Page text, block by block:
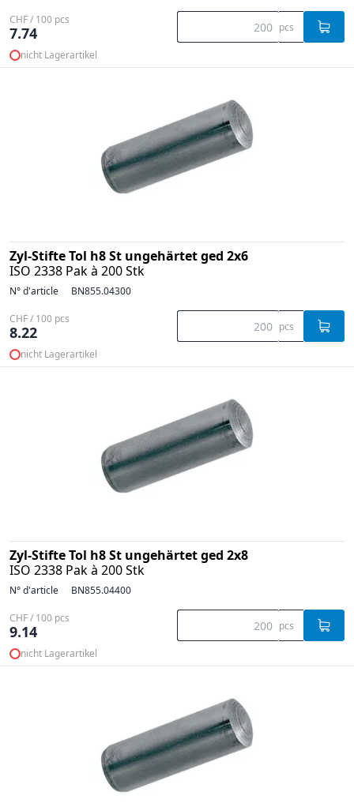
CHF / 100 pcs
7.74 pcs
nicht Lagerartikel
Zyl-Stifte Tol h8 St ungehärtet ged 2x6
ISO 2338 Pak à 200 Stk
N° d'article BN855.04300
CHF / 100 pcs
8.22 pcs
nicht Lagerartikel
Zyl-Stifte Tol h8 St ungehärtet ged 2x8
ISO 2338 Pak à 200 Stk
N° d'article BN855.04400
CHF / 100 pcs
9.14 pcs
nicht Lagerartikel